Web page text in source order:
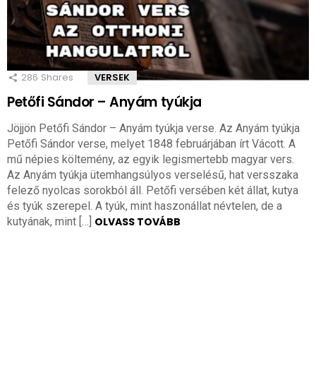
286 Shares VERSEK
Petőfi Sándor – Anyám tyúkja
Jöjjön Petőfi Sándor – Anyám tyúkja verse. Az Anyám tyúkja
Petőfi Sándor verse, melyet 1848 februárjában írt Vácott. A
mű népies költemény, az egyik legismertebb magyar vers.
Az Anyám tyúkja ütemhangsúlyos verselésű, hat versszaka
felező nyolcas sorokból áll. Petőfi versében két állat, kutya
és tyúk szerepel. A tyúk, mint haszonállat névtelen, de a
kutyának, mint […] OLVASS TOVÁBB